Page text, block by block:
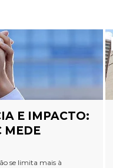
E IMPACTO:
MEDE
se limita mais à